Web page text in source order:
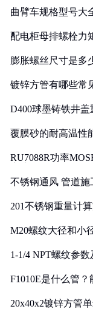
曲臂车规格型号大
配电柜母排螺栓力
膨胀螺丝尺寸是多
镀锌方管有哪些常
D400球墨铸铁井盖
覆膜砂的耐高温性
RU7088R功率
不锈钢通风 管道施
201不锈钢重量计
M20螺纹大径和小
1-1/4 NPT螺纹参
F1010E是什么管？
20x40x2镀锌方管